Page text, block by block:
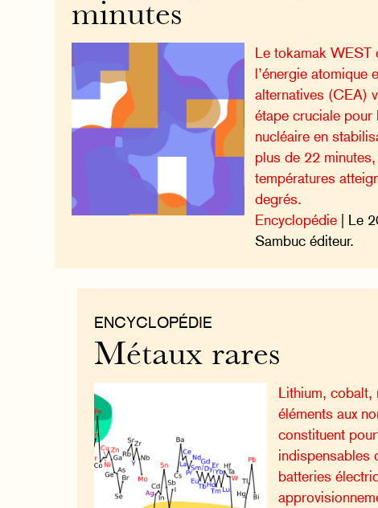
minutes
Le tokamak WEST
l’énergie atomique
alternatives (CEA)
étape cruciale pour
nucléaire en
plus de 22
températures
degrés.
Encyclopédie | Le
Sambuc éditeur.
ENCYCLOPÉDIE
Métaux rares
Lithium, cobalt,
éléments aux
constituent
indispensables
batteries